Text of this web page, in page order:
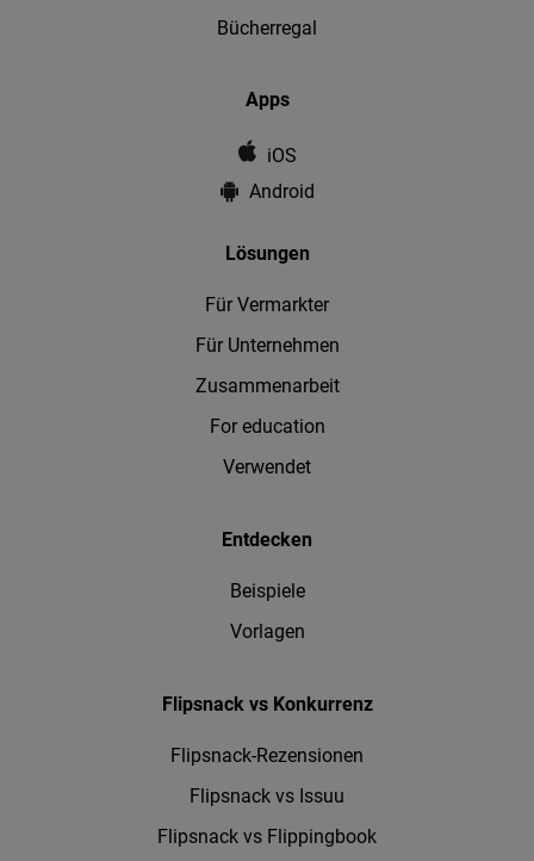
Bücherregal
Apps
iOS
Android
Lösungen
Für Vermarkter
Für Unternehmen
Zusammenarbeit
For education
Verwendet
Entdecken
Beispiele
Vorlagen
Flipsnack vs Konkurrenz
Flipsnack-Rezensionen
Flipsnack vs Issuu
Flipsnack vs Flippingbook